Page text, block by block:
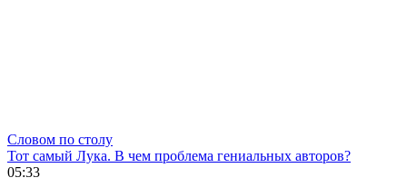
Словом по столу
Тот самый Лука. В чем проблема гениальных авторов?
05:33